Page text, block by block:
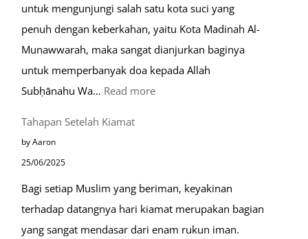
Eropa
untuk mengunjungi salah satu kota suci yang
penuh dengan keberkahan, yaitu Kota Madinah Al-
Munawwarah, maka sangat dianjurkan baginya
untuk memperbanyak doa kepada Allah
Subḥānahu Wa… Read more:
Tahapan Setelah Kiamat
by Aaron
25/06/2025
Bagi setiap Muslim yang beriman, keyakinan
terhadap datangnya hari kiamat merupakan bagian
yang sangat mendasar dari enam rukun iman.